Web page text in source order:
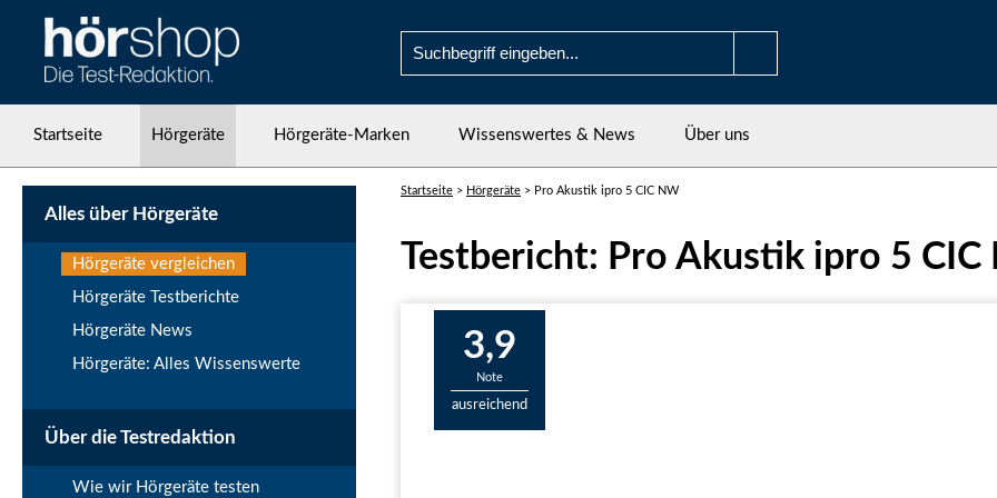
Startseite Hörgeräte Hörgeräte-Marken Wissenswertes & News Über uns
Startseite > Hörgeräte > Pro Akustik ipro 5 CIC NW
Testbericht: Pro Akustik ipro 5 CIC
3,9
Note
ausreichend
Alles über Hörgeräte
Hörgeräte vergleichen
Hörgeräte Testberichte
Hörgeräte News
Hörgeräte: Alles Wissenswerte
Über die Testredaktion
Wie wir Hörgeräte testen